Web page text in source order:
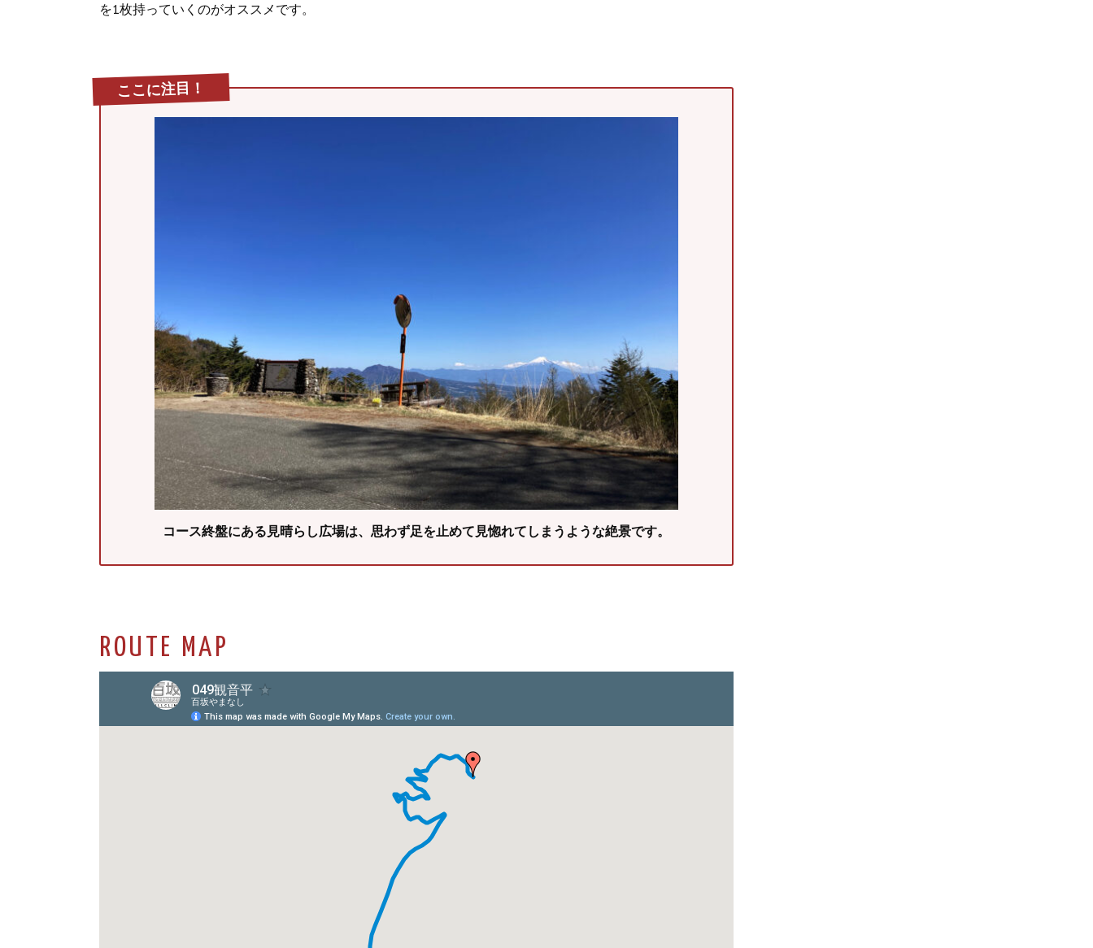
を1枚持っていくのがオススメです。
ここに注目！
コース終盤にある見晴らし広場は、思わず足を止めて見惚れてしまうような絶景です。
ROUTE MAP